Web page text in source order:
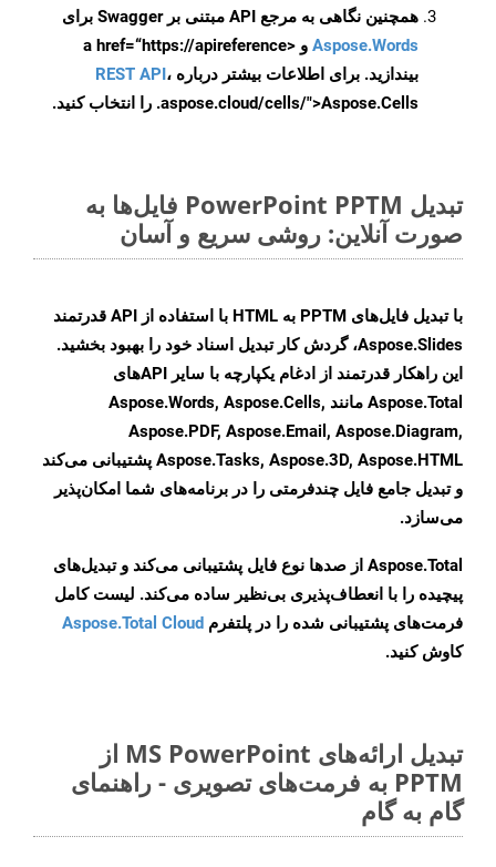
همچنین نگاهی به مرجع API مبتنی بر Swagger برای
Aspose.Words
و <a href=“https://apireference
بیندازید. برای اطلاعات بیشتر درباره REST API،
.aspose.cloud/cells/">Aspose.Cells را انتخاب کنید.
تبدیل PowerPoint PPTM فایل‌ها به
صورت آنلاین: روشی سریع و آسان
با تبدیل فایل‌های PPTM به HTML با استفاده از API قدرتمند
Aspose.Slides، گردش کار تبدیل اسناد خود را بهبود بخشید.
این راهکار قدرتمند از ادغام یکپارچه با سایر APIهای
Aspose.Total مانند Aspose.Words, Aspose.Cells,
Aspose.PDF, Aspose.Email, Aspose.Diagram,
Aspose.Tasks, Aspose.3D, Aspose.HTML پشتیبانی می‌کند
و تبدیل جامع فایل چندفرمتی را در برنامه‌های شما امکان‌پذیر
می‌سازد.
Aspose.Total از صدها نوع فایل پشتیبانی می‌کند و تبدیل‌های
پیچیده را با انعطاف‌پذیری بی‌نظیر ساده می‌کند. لیست کامل
فرمت‌های پشتیبانی شده را در پلتفرم Aspose.Total Cloud
کاوش کنید.
تبدیل ارائه‌های MS PowerPoint از
PPTM به فرمت‌های تصویری - راهنمای
گام به گام